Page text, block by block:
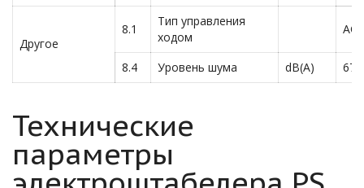
Другое
8.1
Тип управления
ходом
8.4 Уровень шума dB(A) 67
Технические
параметры